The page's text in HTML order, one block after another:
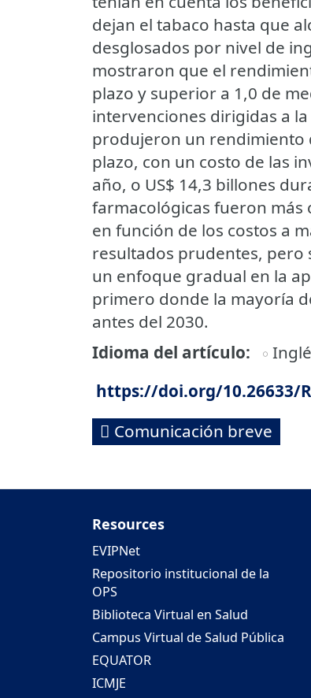
dejan el tabaco hasta que
desglosados por nivel de
mostraron que el
plazo y superior a 1,0 de
intervenciones dirigidas a
produjeron un rendimiento
plazo, con un costo de las
año, o US$ 14,3 billones
farmacológicas fueron más
en función de los costos a
resultados prudentes, pero
un enfoque gradual en la
primero donde la mayoría
antes del 2030.
Idioma del artículo
https://doi.org/10.26633/
Comunicación breve
Resources
EVIPNet
Repositorio institucional de la
OPS
Biblioteca Virtual en Salud
Campus Virtual de Salud Pública
EQUATOR
ICMJE